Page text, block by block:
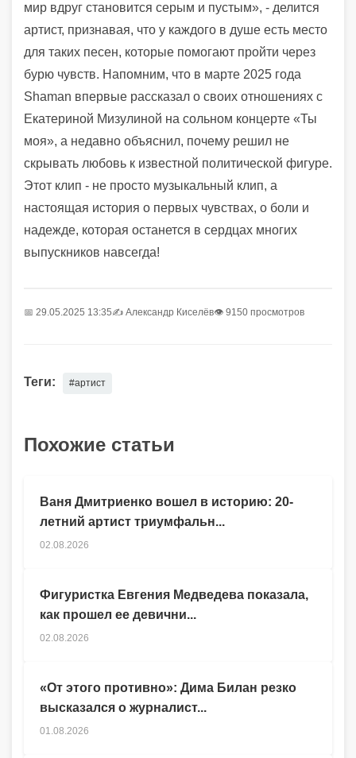
мир вдруг становится серым и пустым», - делится
артист, признавая, что у каждого в душе есть место
для таких песен, которые помогают пройти через
бурю чувств. Напомним, что в марте 2025 года
Shaman впервые рассказал о своих отношениях с
Екатериной Мизулиной на сольном концерте «Ты
моя», а недавно объяснил, почему решил не
скрывать любовь к известной политической фигуре.
Этот клип - не просто музыкальный клип, а
настоящая история о первых чувствах, о боли и
надежде, которая останется в сердцах многих
выпускников навсегда!
📅 29.05.2025 13:35✍️ Александр Киселёв👁 9150 просмотров
Теги: #артист
Похожие статьи
Ваня Дмитриенко вошел в историю: 20-
летний артист триумфальн...
02.08.2026
Фигуристка Евгения Медведева показала,
как прошел ее девични...
02.08.2026
«От этого противно»: Дима Билан резко
высказался о журналист...
01.08.2026